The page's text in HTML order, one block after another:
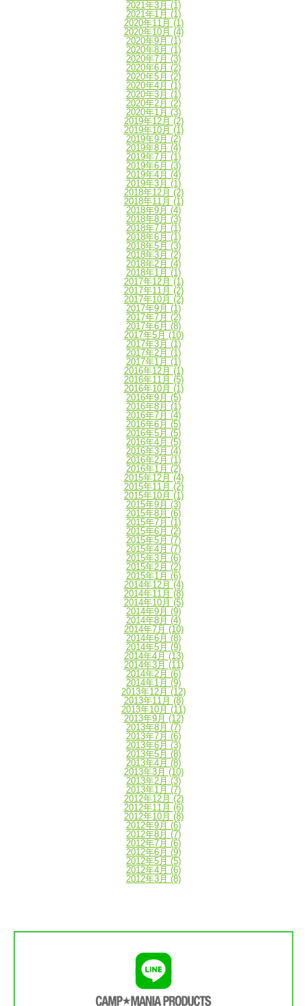
2021年3月 (1)
2021年1月 (1)
2020年11月 (1)
2020年10月 (4)
2020年9月 (1)
2020年8月 (1)
2020年7月 (3)
2020年6月 (2)
2020年5月 (2)
2020年4月 (1)
2020年3月 (1)
2020年2月 (2)
2020年1月 (3)
2019年12月 (2)
2019年10月 (1)
2019年9月 (2)
2019年8月 (4)
2019年7月 (1)
2019年6月 (3)
2019年4月 (4)
2019年3月 (1)
2018年12月 (2)
2018年11月 (1)
2018年9月 (4)
2018年8月 (3)
2018年7月 (1)
2018年6月 (1)
2018年5月 (3)
2018年3月 (2)
2018年2月 (4)
2018年1月 (1)
2017年12月 (1)
2017年11月 (2)
2017年10月 (2)
2017年9月 (1)
2017年7月 (2)
2017年6月 (8)
2017年5月 (10)
2017年3月 (1)
2017年2月 (1)
2017年1月 (1)
2016年12月 (1)
2016年11月 (5)
2016年10月 (1)
2016年9月 (5)
2016年8月 (1)
2016年7月 (4)
2016年6月 (5)
2016年5月 (5)
2016年4月 (5)
2016年3月 (4)
2016年2月 (1)
2016年1月 (2)
2015年12月 (4)
2015年11月 (2)
2015年10月 (1)
2015年9月 (3)
2015年8月 (6)
2015年7月 (1)
2015年6月 (2)
2015年5月 (7)
2015年4月 (7)
2015年3月 (6)
2015年2月 (2)
2015年1月 (6)
2014年12月 (4)
2014年11月 (8)
2014年10月 (5)
2014年9月 (9)
2014年8月 (4)
2014年7月 (10)
2014年6月 (8)
2014年5月 (9)
2014年4月 (13)
2014年3月 (11)
2014年2月 (6)
2014年1月 (9)
2013年12月 (12)
2013年11月 (8)
2013年10月 (11)
2013年9月 (12)
2013年8月 (7)
2013年7月 (6)
2013年6月 (3)
2013年5月 (8)
2013年4月 (8)
2013年3月 (10)
2013年2月 (3)
2013年1月 (7)
2012年12月 (2)
2012年11月 (6)
2012年10月 (8)
2012年9月 (6)
2012年8月 (7)
2012年7月 (6)
2012年6月 (9)
2012年5月 (5)
2012年4月 (6)
2012年3月 (8)